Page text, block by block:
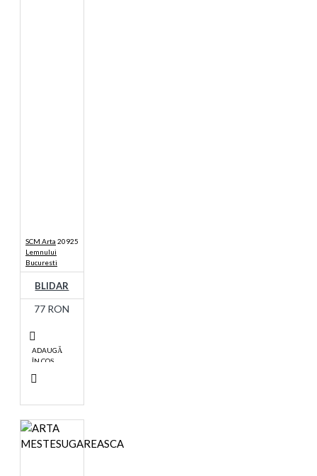
SCM Arta
Lemnului
Bucuresti
20925
BLIDAR
77 RON
ADAUGĂ
ÎN COŞ